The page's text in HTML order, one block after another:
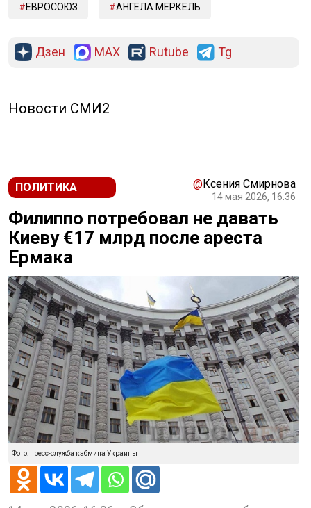
ЕВРОСОЮЗ АНГЕЛА МЕРКЕЛЬ
Дзен MAX Rutube Tg
Новости СМИ2
ПОЛИТИКА @Ксения Смирнова
14 мая 2026, 16:36
Филиппо потребовал не давать
Киеву €17 млрд после ареста
Ермака
Фото: пресс-служба кабмина Украины